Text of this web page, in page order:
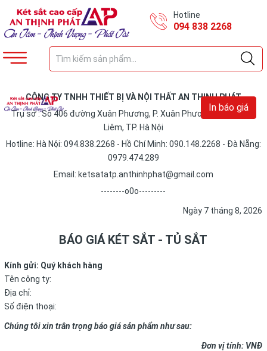
Hotline
094 838 2268
CÔNG TY TNHH THIẾT BỊ VÀ NỘI THẤT AN THỊNH PHÁT
Trụ sở : Số 406 đường Xuân Phương, P. Xuân Phương, Q. Nam Từ
Liêm, TP. Hà Nội
Hotline: Hà Nội: 094.838.2268 - Hồ Chí Minh: 090.148.2268 - Đà Nẵng:
0979.474.289
Email: ketsatatp.anthinhphat@gmail.com
--------o0o---------
In báo giá
Ngày 7 tháng 8, 2026
BÁO GIÁ KÉT SẮT - TỦ SẮT
Kính gửi: Quý khách hàng
Tên công ty:
Địa chỉ:
Số điện thoại:
Chúng tôi xin trân trọng báo giá sản phẩm như sau:
Đơn vị tính: VNĐ